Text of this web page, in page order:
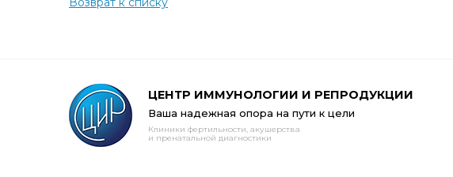
ЦЕНТР ИММУНОЛОГИИ И РЕПРОДУКЦИИ
Ваша надежная опора на пути к цели
Клиники фертильности, акушерства
и пренатальной диагностики